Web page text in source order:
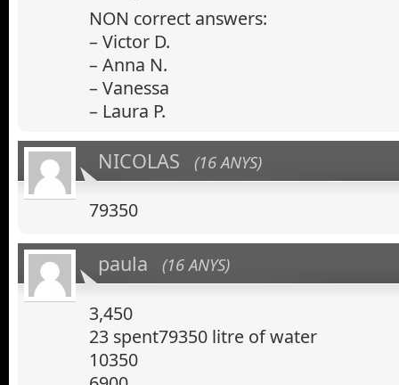
NON correct answers:
– Victor D.
– Anna N.
– Vanessa
– Laura P.
NICOLAS (16 ANYS)
79350
paula (16 ANYS)
3,450
23 spent79350 litre of water
10350